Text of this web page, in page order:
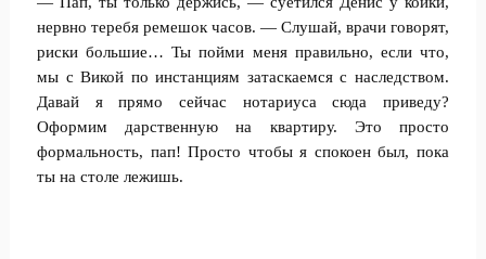
нервно теребя ремешок часов. — Слушай, врачи говорят,
риски большие… Ты пойми меня правильно, если что,
мы с Викой по инстанциям затаскаемся с наследством.
Давай я прямо сейчас нотариуса сюда приведу?
Оформим дарственную на квартиру. Это просто
формальность, пап! Просто чтобы я спокоен был, пока
ты на столе лежишь.